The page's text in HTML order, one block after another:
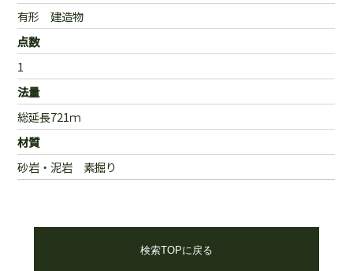
有形 建造物
点数
1
法量
総延長721ｍ
材質
砂岩・泥岩 素掘り
検索TOPに戻る